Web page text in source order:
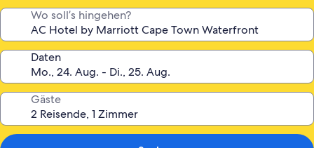
Wo soll’s hingehen?
Daten
Gäste